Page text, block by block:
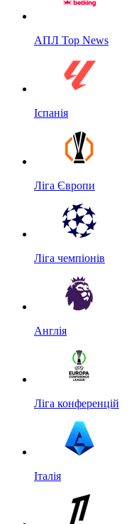
АПЛ Top News
Іспанія
Ліга Європи
Ліга чемпіонів
Англія
Ліга конференцій
Італія